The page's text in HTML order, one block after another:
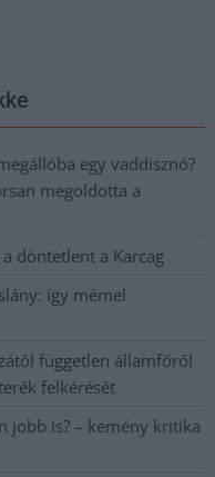
egy vaddisznó?
megoldotta a
döntetlent a Karcag
így mémel
független államfőről
felkérését
jobb is? – kemény kritika